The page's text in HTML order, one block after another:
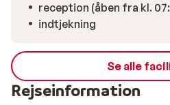
Dolomit, som er perfekt til
Beliggenheden er ideel: Roligt,
nærheden. Butikker,
(mini)supermarked ligger i
skibusholdepladsen. Afslut
gennem Ortisei og glæd dig
reception (åben fra kl.
indtjekning
Se alle
Rejseinformation